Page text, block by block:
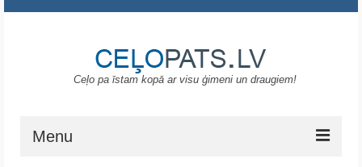
Ceļo pa īstam kopā ar visu ģimeni un draugiem!
Menu